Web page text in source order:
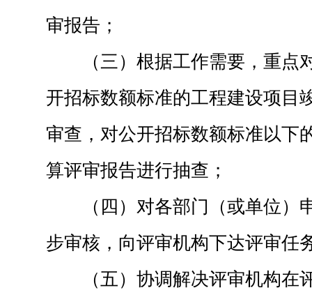
审报告；
（三）根据工作需要，重
开招标数额标准的工程建设项目
审查，对公开招标数额标准以下
算评审报告进行抽查；
（四）对各部门（或单位
步审核，向评审机构下达评审任
（五）协调解决评审机构